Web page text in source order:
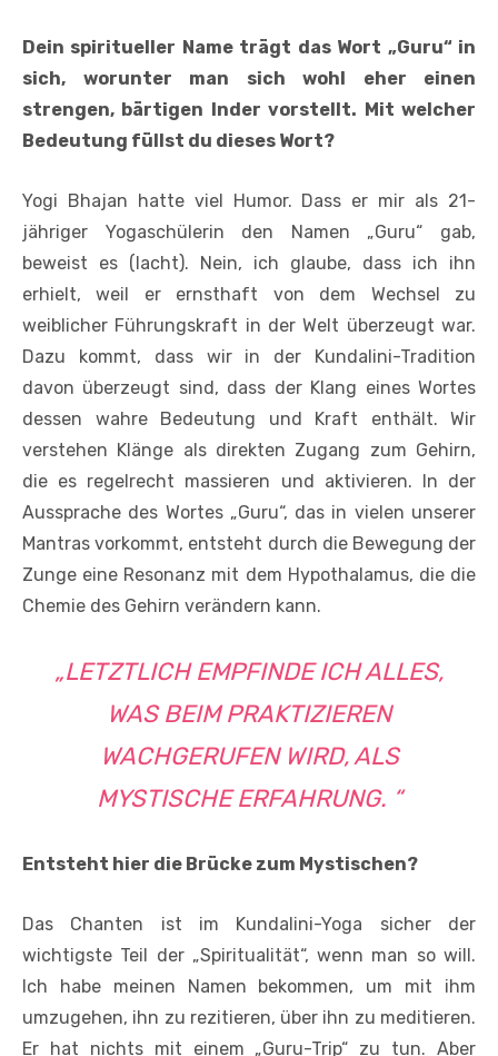
Dein spiritueller Name trägt das Wort „Guru“ in
sich, worunter man sich wohl eher einen
strengen, bärtigen Inder vorstellt. Mit welcher
Bedeutung füllst du dieses Wort?
Yogi Bhajan hatte viel Humor. Dass er mir als 21-
jähriger Yogaschülerin den Namen „Guru“ gab,
beweist es (lacht). Nein, ich glaube, dass ich ihn
erhielt, weil er ernsthaft von dem Wechsel zu
weiblicher Führungskraft in der Welt überzeugt war.
Dazu kommt, dass wir in der Kundalini-Tradition
davon überzeugt sind, dass der Klang eines Wortes
dessen wahre Bedeutung und Kraft enthält. Wir
verstehen Klänge als direkten Zugang zum Gehirn,
die es regelrecht massieren und aktivieren. In der
Aussprache des Wortes „Guru“, das in vielen unserer
Mantras vorkommt, entsteht durch die Bewegung der
Zunge eine Resonanz mit dem Hypothalamus, die die
Chemie des Gehirn verändern kann.
„LETZTLICH EMPFINDE ICH ALLES,
WAS BEIM PRAKTIZIEREN
WACHGERUFEN WIRD, ALS
MYSTISCHE ERFAHRUNG. “
Entsteht hier die Brücke zum Mystischen?
Das Chanten ist im Kundalini-Yoga sicher der
wichtigste Teil der „Spiritualität“, wenn man so will.
Ich habe meinen Namen bekommen, um mit ihm
umzugehen, ihn zu rezitieren, über ihn zu meditieren.
Er hat nichts mit einem „Guru-Trip“ zu tun. Aber